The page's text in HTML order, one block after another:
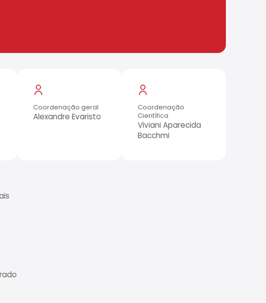
Coordenação geral
Alexandre Evaristo
Coordenação
Científica
Viviani Aparecida
Bacchmi